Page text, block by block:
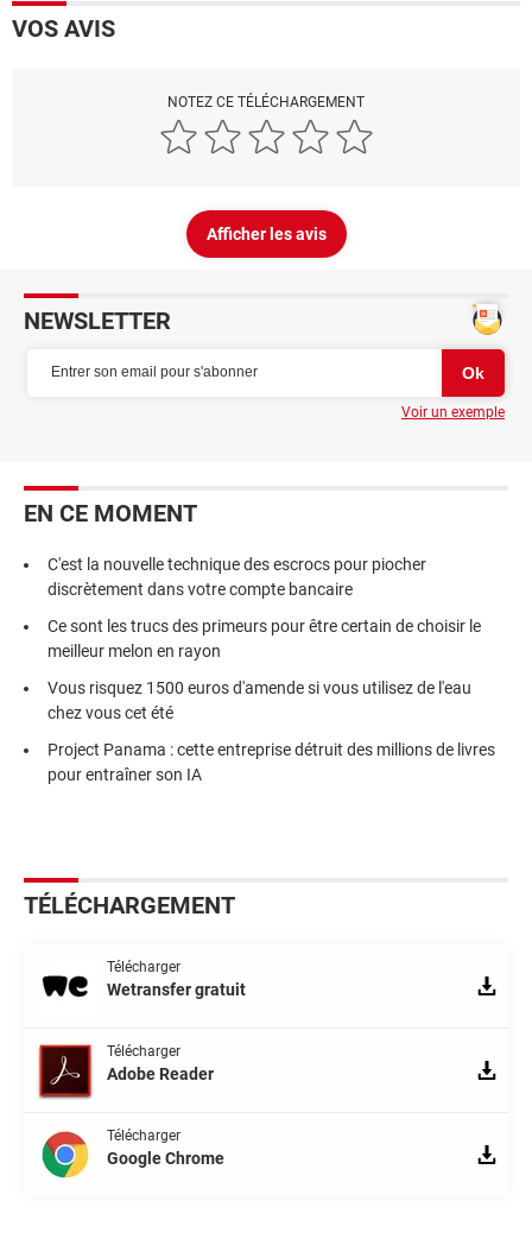
VOS AVIS
NOTEZ CE TÉLÉCHARGEMENT
Afficher les avis
NEWSLETTER
Voir un exemple
EN CE MOMENT
C'est la nouvelle technique des escrocs pour piocher
discrètement dans votre compte bancaire
Ce sont les trucs des primeurs pour être certain de choisir le
meilleur melon en rayon
Vous risquez 1500 euros d'amende si vous utilisez de l'eau
chez vous cet été
Project Panama : cette entreprise détruit des millions de livres
pour entraîner son IA
TÉLÉCHARGEMENT
Télécharger
Wetransfer gratuit
Télécharger
Adobe Reader
Télécharger
Google Chrome